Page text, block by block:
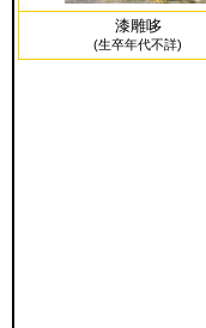
漆雕哆
(生卒年代不詳)